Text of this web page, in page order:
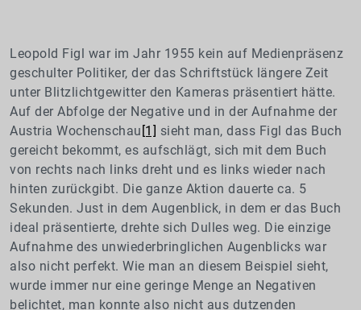
Leopold Figl war im Jahr 1955 kein auf Medienpräsenz
geschulter Politiker, der das Schriftstück längere Zeit
unter Blitzlichtgewitter den Kameras präsentiert hätte.
Auf der Abfolge der Negative und in der Aufnahme der
Austria Wochenschau [1] sieht man, dass Figl das Buch
gereicht bekommt, es aufschlägt, sich mit dem Buch
von rechts nach links dreht und es links wieder nach
hinten zurückgibt. Die ganze Aktion dauerte ca. 5
Sekunden. Just in dem Augenblick, in dem er das Buch
ideal präsentierte, drehte sich Dulles weg. Die einzige
Aufnahme des unwiederbringlichen Augenblicks war
also nicht perfekt. Wie man an diesem Beispiel sieht,
wurde immer nur eine geringe Menge an Negativen
belichtet, man konnte also nicht aus dutzenden